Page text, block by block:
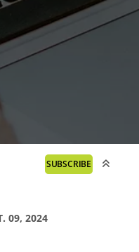
SUBSCRIBE
09, 2024